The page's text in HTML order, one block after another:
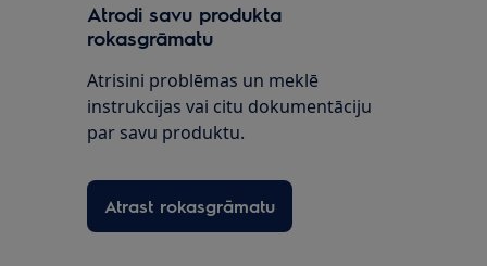
Atrodi savu produkta
rokasgrāmatu
Atrisini problēmas un meklē
instrukcijas vai citu dokumentāciju
par savu produktu.
Atrast rokasgrāmatu